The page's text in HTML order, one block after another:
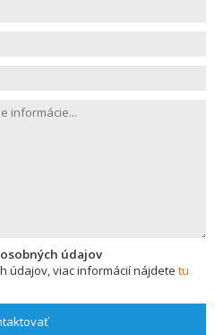
údajov
údajov, viac informácií nájdete tu